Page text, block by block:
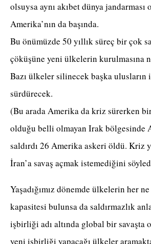
olsuysa aynı akıbet dünya jandarması
Amerika’nın da başında.
Bu önümüzde 50 yıllık süreç bir çok
çöküşüne yeni ülkelerin kurulmasına
Bazı ülkeler silinecek başka ulusların
sürdürecek.
(Bu arada Amerika da kriz sürerken
olduğu belli olmayan Irak bölgesinde
saldırdı 26 Amerika askeri öldü. Kriz
İran’a savaş açmak istemediğini
Yaşadığımız dönemde ülkelerin her
kapasitesi bulunsa da saldırmazlık
işbirliği adı altında global bir savaşta
yeni işbirliği yapacağı ülkeler